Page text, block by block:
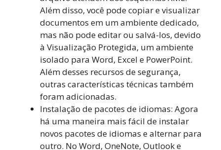
Além disso, você pode copiar e visualizar
documentos em um ambiente dedicado,
mas não pode editar ou salvá-los, devido
à Visualização Protegida, um ambiente
isolado para Word, Excel e PowerPoint.
Além desses recursos de segurança,
outras características técnicas também
foram adicionadas.
Instalação de pacotes de idiomas: Agora
há uma maneira mais fácil de instalar
novos pacotes de idiomas e alternar para
outro. No Word, OneNote, Outlook e